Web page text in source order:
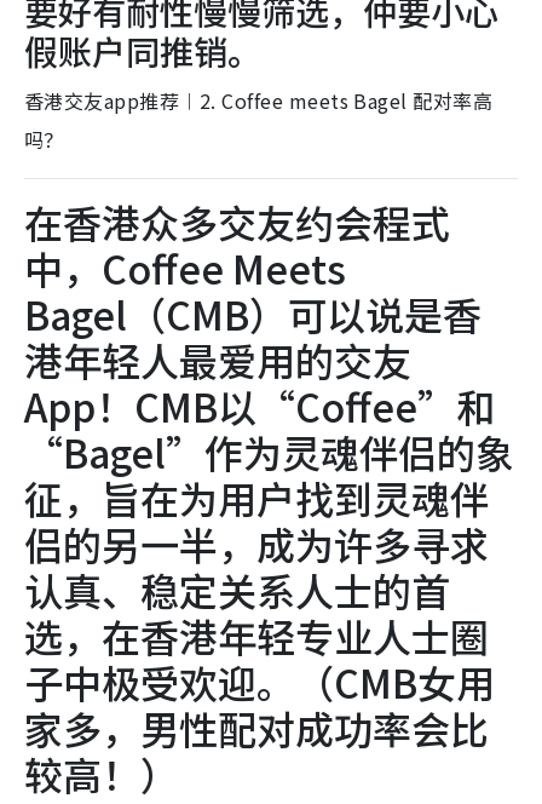
要好有耐性慢慢筛选，仲要小心
假账户同推销。
香港交友app推荐︱2. Coffee meets Bagel 配对率高
吗？
在香港众多交友约会程式
中，Coffee Meets
Bagel（CMB）可以说是香
港年轻人最爱用的交友
App！CMB以“Coffee”和
“Bagel”作为灵魂伴侣的象
征，旨在为用户找到灵魂伴
侣的另一半，成为许多寻求
认真、稳定关系人士的首
选，在香港年轻专业人士圈
子中极受欢迎。（CMB女用
家多，男性配对成功率会比
较高！）